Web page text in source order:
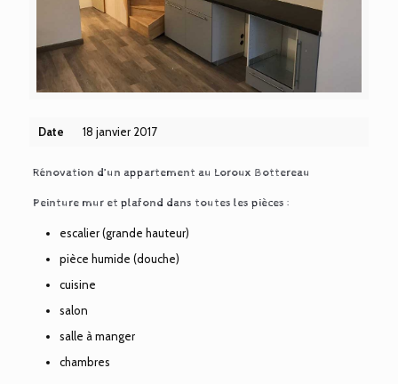
Date 18 janvier 2017
Rénovation d’un appartement au Loroux Bottereau
Peinture mur et plafond dans toutes les pièces :
escalier (grande hauteur)
pièce humide (douche)
cuisine
salon
salle à manger
chambres